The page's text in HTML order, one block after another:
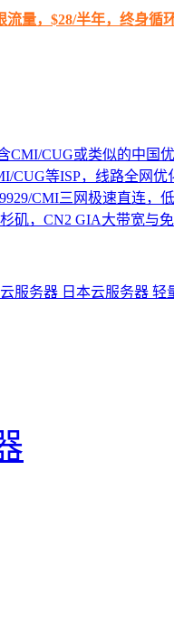
量，$28/半年，终身循
CMI/CUG或类似的中国
CUG等ISP，线路全网优
CMI三网极速直连，
矶，CN2 GIA大带宽与
服务器 日本云服务器 轻